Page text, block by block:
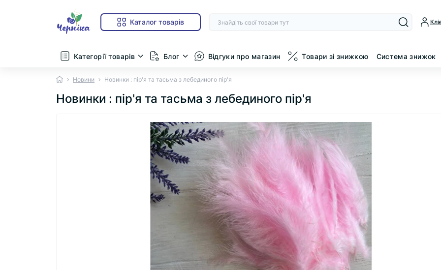
Каталог товарів
Категорії товарів Блог Відгуки про магазин Товари зі знижкою Система знижок
Новини Новинки : пір'я та тасьма з лебединого пір'я
Новинки : пір'я та тасьма з лебединого пір'я